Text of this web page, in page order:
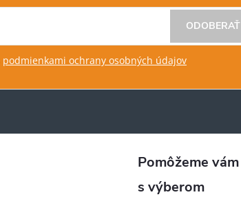
podmienkami ochrany osobných údajov
ODOBERAŤ